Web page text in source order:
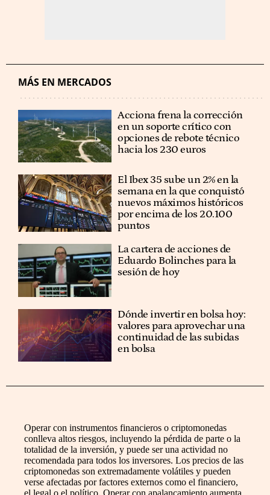
MÁS EN MERCADOS
Acciona frena la corrección
en un soporte crítico con
opciones de rebote técnico
hacia los 230 euros
El Ibex 35 sube un 2% en la
semana en la que conquistó
nuevos máximos históricos
por encima de los 20.100
puntos
La cartera de acciones de
Eduardo Bolinches para la
sesión de hoy
Dónde invertir en bolsa hoy:
valores para aprovechar una
continuidad de las subidas
en bolsa
Operar con instrumentos financieros o criptomonedas
conlleva altos riesgos, incluyendo la pérdida de parte o la
totalidad de la inversión, y puede ser una actividad no
recomendada para todos los inversores. Los precios de las
criptomonedas son extremadamente volátiles y pueden
verse afectadas por factores externos como el financiero,
el legal o el político. Operar con apalancamiento aumenta